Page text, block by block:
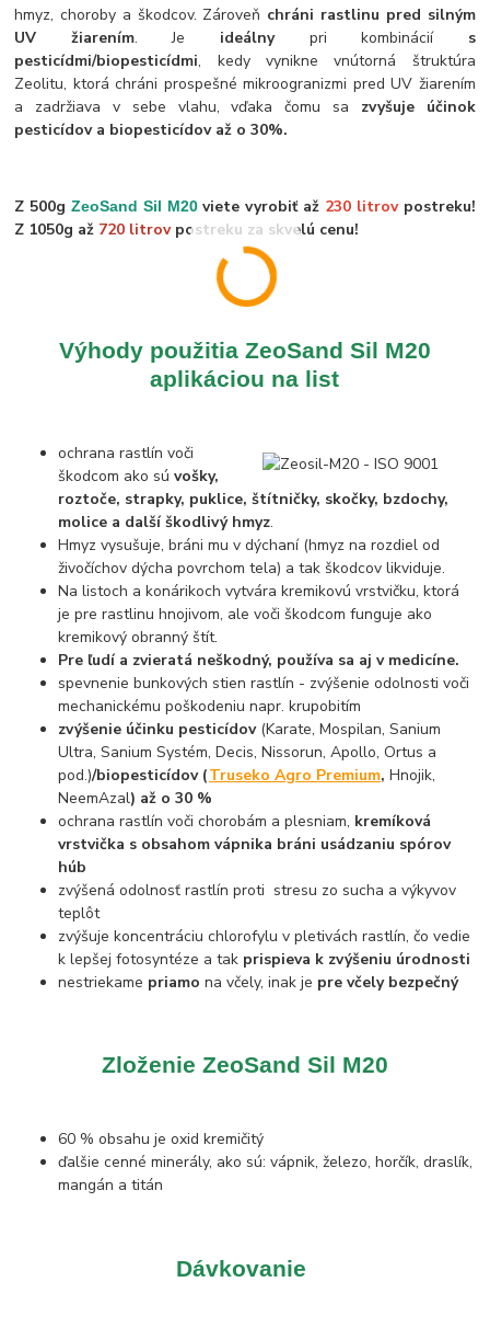
hmyz, choroby a škodcov. Zároveň chráni rastlinu pred silným
UV žiarením. Je ideálny pri kombinácií s
pesticídmi/biopesticídmi, kedy vynikne vnútorná štruktúra
Zeolitu, ktorá chráni prospešné mikroogranizmi pred UV žiarením
a zadržiava v sebe vlahu, vďaka čomu sa zvyšuje účinok
pesticídov a biopesticídov až o 30%.
Z 500g ZeoSand Sil M20viete vyrobiť až 230 litrovpostreku!
Z 1050g až 720 litrovpostreku za skvelú cenu!
Výhody použitia ZeoSand Sil M20
aplikáciou na list
ochrana rastlín voči
škodcom ako sú vošky,
roztoče, strapky, puklice, štítničky, skočky, bzdochy,
molice a další škodlivý hmyz.
Hmyz vysušuje, bráni mu v dýchaní (hmyz na rozdiel od
živočíchov dýcha povrchom tela) a tak škodcov likviduje.
Na listoch a konárikoch vytvára kremikovú vrstvičku, ktorá
je pre rastlinu hnojivom, ale voči škodcom funguje ako
kremikový obranný štít.
Pre ľudí a zvieratá neškodný, používa sa aj v medicíne.
spevnenie bunkových stien rastlín - zvýšenie odolnosti voči
mechanickému poškodeniu napr. krupobitím
zvýšenie účinku pesticídov (Karate, Mospilan, Sanium
Ultra, Sanium Systém, Decis, Nissorun, Apollo, Ortus a
pod.)/biopesticídov (Truseko Agro Premium,Hnojik,
NeemAzal) až o 30 %
ochrana rastlín voči chorobám a plesniam, kremíková
vrstvička s obsahom vápnika bráni usádzaniu spórov
húb
zvýšená odolnosť rastlín proti stresu zo sucha a výkyvov
teplôt
zvýšuje koncentráciu chlorofylu v pletivách rastlín, čo vedie
k lepšej fotosyntéze a tak prispieva k zvýšeniu úrodnosti
nestriekame priamo na včely, inak je pre včely bezpečný
Zloženie ZeoSand Sil M20
60 % obsahu je oxid kremičitý
ďalšie cenné minerály, ako sú: vápnik, železo, horčík, draslík,
mangán a titán
Dávkovanie